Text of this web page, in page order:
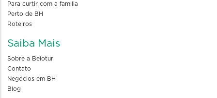
Para curtir com a familia
Perto de BH
Roteiros
Saiba Mais
Sobre a Belotur
Contato
Negócios em BH
Blog